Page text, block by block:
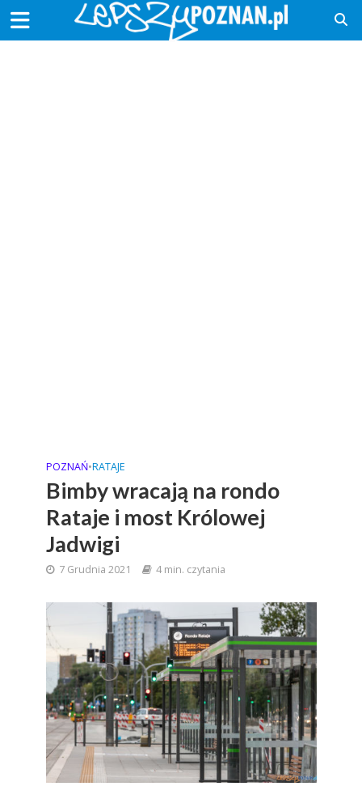
POZNAŃ•RATAJE
Bimby wracają na rondo
Rataje i most Królowej
Jadwigi
7 Grudnia 2021 4 min. czytania